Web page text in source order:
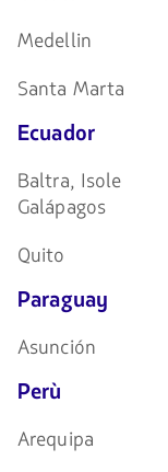
Medellin
Santa Marta
Ecuador
Baltra, Isole
Galápagos
Quito
Paraguay
Asunción
Perù
Arequipa